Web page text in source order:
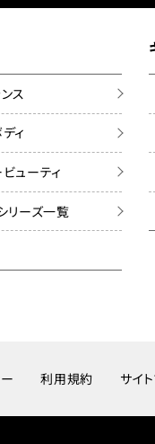
ス
ィ
ューティ
リーズ一覧
利用規約 サイ